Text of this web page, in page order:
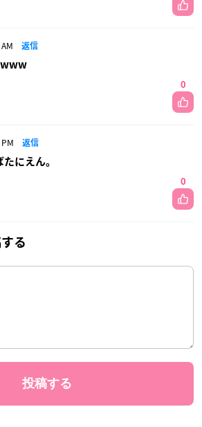
返信
0
返信
にえん。
0
る